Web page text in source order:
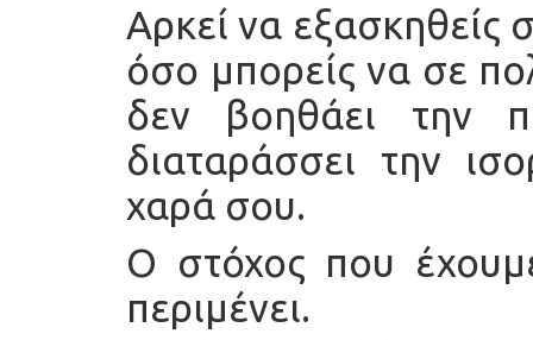
Αρκεί να εξασκηθείς
όσο μπορείς να σε
δεν βοηθάει την
διαταράσσει την
χαρά σου.
Ο στόχος που
περιμένει.